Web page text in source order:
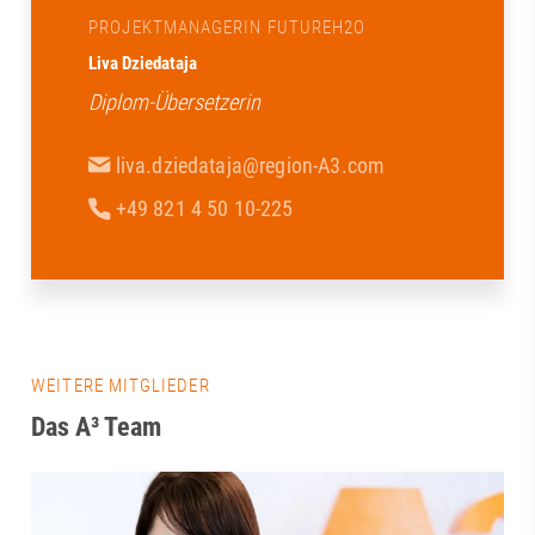
PROJEKTMANAGERIN FUTUREH2O
Liva Dziedataja
Diplom-Übersetzerin
liva.dziedataja@region-A3.com
+49 821 4 50 10-225
WEITERE MITGLIEDER
Das A³ Team